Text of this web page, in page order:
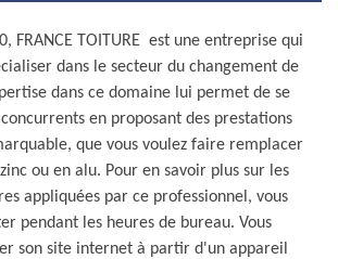
FRANCE TOITURE est une entreprise qui
dans le secteur du changement de
dans ce domaine lui permet de se
en proposant des prestations
que vous voulez faire remplacer
ou en alu. Pour en savoir plus sur les
appliquées par ce professionnel, vous
pendant les heures de bureau. Vous
son site internet à partir d'un appareil